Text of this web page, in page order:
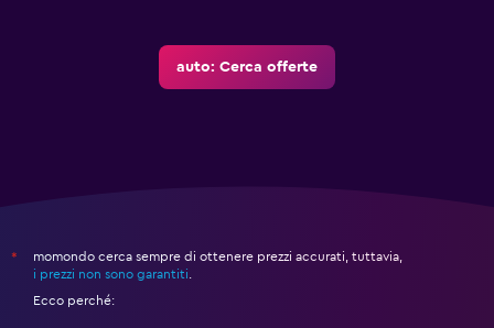
auto: Cerca offerte
*
momondo cerca sempre di ottenere prezzi accurati, tuttavia,
i prezzi non sono garantiti.
Ecco perché: